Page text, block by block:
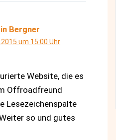
Bergner
um 15:00 Uhr
Website, die es
Offroadfreund
Lesezeichenspalte
so und gutes